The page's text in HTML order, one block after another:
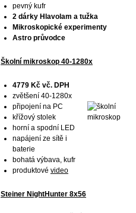
pevný kufr
2 dárky Hlavolam a tužka
Mikroskopické experimenty
Astro průvodce
Školní mikroskop 40-1280x
4779 Kč vč. DPH
zvětšení 40-1280x
připojení na PC
křížový stolek
horní a spodní LED
napájení ze sítě i
baterie
bohatá výbava, kufr
produktové video
Steiner NightHunter 8x56